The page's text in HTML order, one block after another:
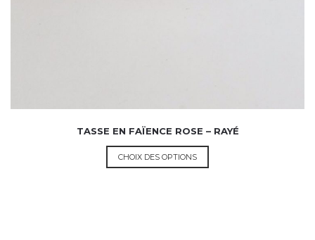
TASSE EN FAÏENCE ROSE – RAYÉ
CHOIX DES OPTIONS